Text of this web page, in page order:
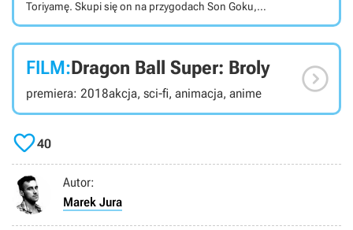
Toriyamę. Skupi się on na przygodach Son Goku,
potężnego wojownika z rasy Saiyan, oraz jego
słynnym uniwersum Dragon Ball. Jego scenarzystą jest
Akira Toriyama, czyli twórca całej marki. Jego akcja toczy
się po wydarzeniach znanych z Dragon Ball Super: Broly.
Historia opowiadana w produkcji skupia się na Son
towarzyszach. Tym razem muszą oni stawić czoła
FILM:Dragon Ball Super: Broly
premiera: 2018akcja, sci-fi, animacja, anime 
40
Autor:
Marek Jura